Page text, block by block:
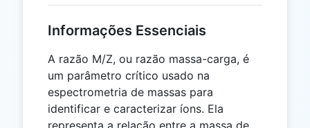
Informações Essenciais
A razão M/Z, ou razão massa-carga, é
um parâmetro crítico usado na
espectrometria de massas para
identificar e caracterizar íons. Ela
representa a relação entre a massa de